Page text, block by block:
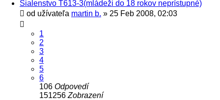
Šialenstvo T613-3(mládeži do 18 rokov neprístupné)
od užívateľa martin b. » 25 Feb 2008, 02:03
1
2
3
4
5
6
106 Odpovedí
151256 Zobrazení